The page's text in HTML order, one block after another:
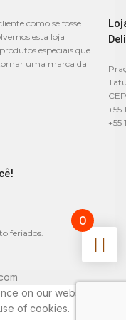
como se fosse
esta loja
especiais que
uma marca da
+55
+55
feriados.
on our website. By
of cookies.
0